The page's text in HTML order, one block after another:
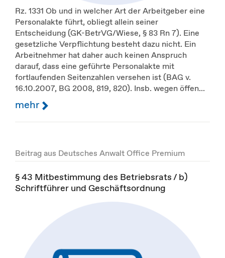
Rz. 1331 Ob und in welcher Art der Arbeitgeber eine
Personalakte führt, obliegt allein seiner
Entscheidung (GK-BetrVG/Wiese, § 83 Rn 7). Eine
gesetzliche Verpflichtung besteht dazu nicht. Ein
Arbeitnehmer hat daher auch keinen Anspruch
darauf, dass eine geführte Personalakte mit
fortlaufenden Seitenzahlen versehen ist (BAG v.
16.10.2007, BG 2008, 819, 820). Insb. wegen öffen...
mehr
Beitrag aus Deutsches Anwalt Office Premium
§ 43 Mitbestimmung des Betriebsrats / b)
Schriftführer und Geschäftsordnung